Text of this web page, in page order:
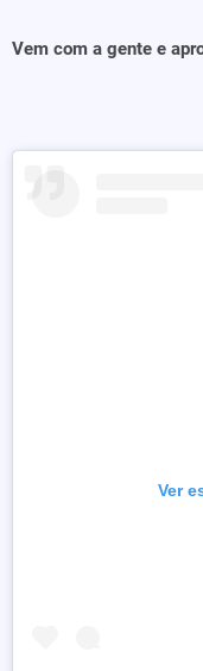
Vem com a gente e
Ver